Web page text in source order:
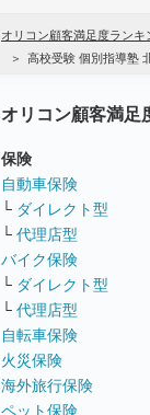
オリコン顧客満足度ランキ
高校受験 個別指導塾
オリコン顧客満足
保険
自動車保険
└ ダイレクト型
└ 代理店型
バイク保険
└ ダイレクト型
└ 代理店型
自転車保険
火災保険
海外旅行保険
ペット保険